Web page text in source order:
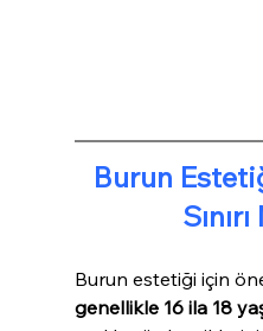
Burun
Burun estetiği için
genellikle 16 ila 18